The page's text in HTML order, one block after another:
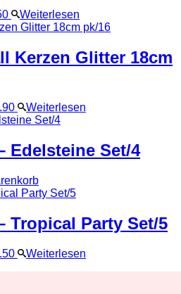
Weiterlesen
Kerzen Glitter 18cm
Weiterlesen
Edelsteine Set/4
Tropical Party Set/5
Weiterlesen